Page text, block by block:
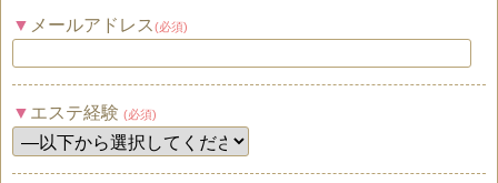
メールアドレス (必須)
エステ経験 (必須)